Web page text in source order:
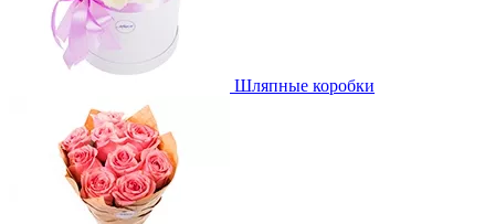
Шляпные коробки